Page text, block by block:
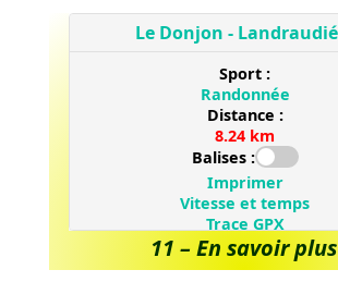
11 – En savoir plus